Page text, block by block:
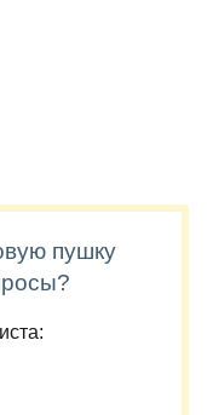
пушку